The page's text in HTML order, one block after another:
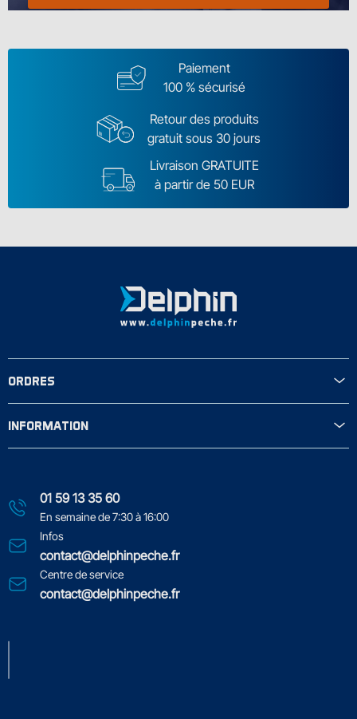
Paiement
100 % sécurisé
Retour des produits
gratuit sous 30 jours
Livraison GRATUITE
à partir de 50 EUR
01 59 13 35 60
En semaine de 7:30 à 16:00
Infos
contact@delphinpeche.fr
Centre de service
contact@delphinpeche.fr
ORDRES
INFORMATION